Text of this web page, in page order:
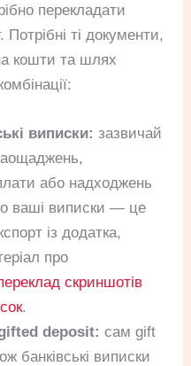
перекладати
ті документи,
кошти та шлях
виписки: зазвичай
або надходжень
ваші виписки — це
із додатка,
про
скриншотів
.
deposit: сам gift
банківські виписки